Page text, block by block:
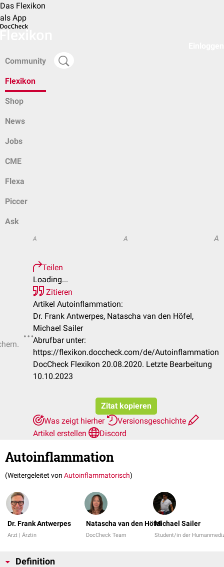
Das Flexikon
als App
Community
Flexikon
Shop
News
Jobs
CME
Flexa
Piccer
Ask
A A A
Teilen
Loading...
Zitieren
Artikel Autoinflammation:
Dr. Frank Antwerpes, Natascha van den Höfel,
Michael Sailer
Abrufbar unter:
https://flexikon.doccheck.com/de/Autoinflammation
DocCheck Flexikon 20.08.2020. Letzte Bearbeitung
10.10.2023
Zitat kopieren
Was zeigt hierher
Versionsgeschichte
Artikel erstellen
Discord
Autoinflammation
(Weitergeleitet von Autoinflammatorisch)
Dr. Frank Antwerpes
Arzt | Ärztin
Natascha van den Höfel
DocCheck Team
Michael Sailer
Student/in der
Definition